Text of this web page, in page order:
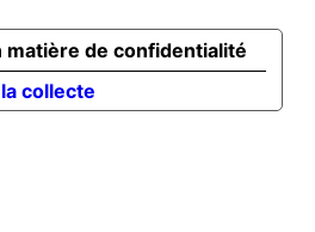
collecte
matière de confidentialité